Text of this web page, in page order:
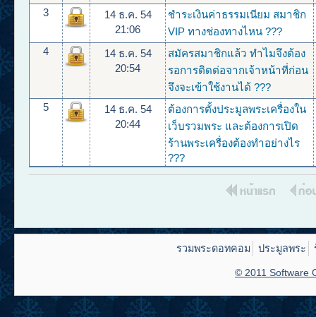
3
14 ธ.ค. 54
21:06
ชำระเงินค่าธรรมเนียม สมาชิก
VIP ทางช่องทางไหน ???
4
14 ธ.ค. 54
20:54
สมัครสมาชิกแล้ว ทำไมจึงต้อง
รอการติดต่อจากเจ้าหน้าที่ก่อน
จึงจะเข้าใช้งานได้ ???
5
14 ธ.ค. 54
20:44
ต้องการตั้งประมูลพระเครื่องใน
เว็บรวมพระ และต้องการเปิด
ร้านพระเครื่องต้องทำอย่างไร
???
รวมพระดอทคอม ประมูลพระ
© 2011 Software